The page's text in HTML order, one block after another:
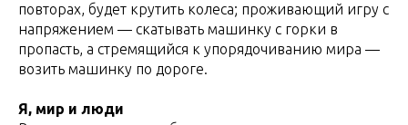
повторах, будет крутить колеса; проживающий игру с
напряжением — скатывать машинку с горки в
пропасть, а стремящийся к упорядочиванию мира —
возить машинку по дороге.
Я, мир и люди